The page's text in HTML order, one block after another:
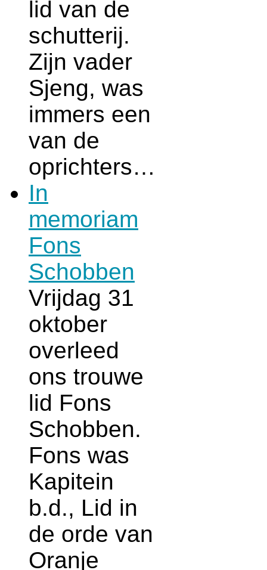
lid van de
schutterij.
Zijn vader
Sjeng, was
immers een
van de
oprichters…
In
memoriam
Fons
Schobben
Vrijdag 31
oktober
overleed
ons trouwe
lid Fons
Schobben.
Fons was
Kapitein
b.d., Lid in
de orde van
Oranje